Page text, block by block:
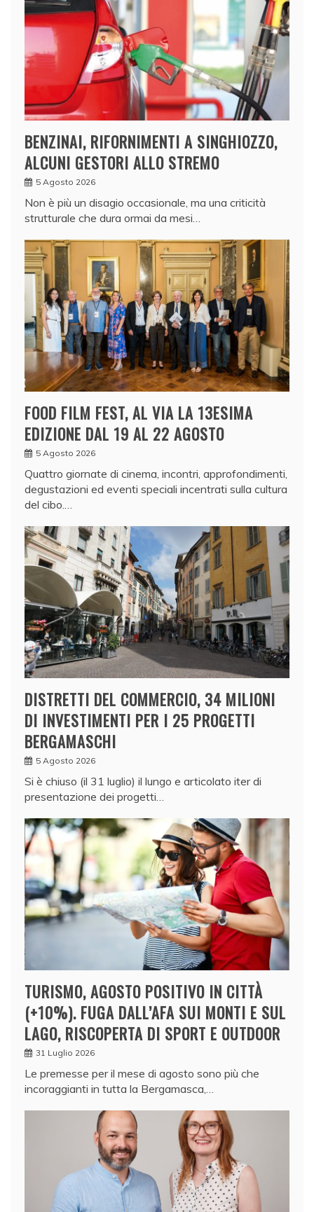
BENZINAI, RIFORNIMENTI A SINGHIOZZO,
ALCUNI GESTORI ALLO STREMO
5 Agosto 2026
Non è più un disagio occasionale, ma una criticità
strutturale che dura ormai da mesi…
FOOD FILM FEST, AL VIA LA 13ESIMA
EDIZIONE DAL 19 AL 22 AGOSTO
5 Agosto 2026
Quattro giornate di cinema, incontri, approfondimenti,
degustazioni ed eventi speciali incentrati sulla cultura
del cibo.…
DISTRETTI DEL COMMERCIO, 34 MILIONI
DI INVESTIMENTI PER I 25 PROGETTI
BERGAMASCHI
5 Agosto 2026
Si è chiuso (il 31 luglio) il lungo e articolato iter di
presentazione dei progetti…
TURISMO, AGOSTO POSITIVO IN CITTÀ
(+10%). FUGA DALL’AFA SUI MONTI E SUL
LAGO, RISCOPERTA DI SPORT E OUTDOOR
31 Luglio 2026
Le premesse per il mese di agosto sono più che
incoraggianti in tutta la Bergamasca,…